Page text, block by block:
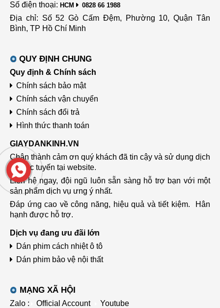
Số điện thoại: HCM 0828 66 1988
Địa chỉ: Số 52 Gò Cấm Đệm, Phường 10, Quận Tân
Bình, TP Hồ Chí Minh
QUY ĐỊNH CHUNG
Quy định & Chính sách
Chính sách bảo mật
Chính sách vận chuyển
Chính sách đổi trả
Hình thức thanh toán
GIAYDANKINH.VN
Chân thành cảm ơn quý khách đã tin cậy và sử dụng dịch
vụ trực tuyến tại website.
Liên hệ ngay, đội ngũ luôn sẵn sàng hỗ trợ bạn với một
sản phẩm dịch vụ ưng ý nhất.
Đáp ứng cao về công năng, hiệu quả và tiết kiệm.
Hân
hạnh được hỗ trợ.
Dịch vụ đang ưu đãi lớn
Dán phim cách nhiệt ô tô
Dán phim bảo vệ nội thất
MẠNG XÃ HỘI
Zalo : Official Account Youtube